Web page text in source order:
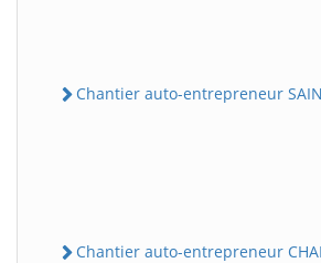
Chantier auto-entrepreneur
Chantier auto-entrepreneur